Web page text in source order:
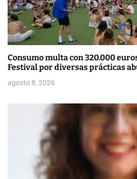
n
t
r
a
d
a
Consumo multa con 320.000
Festival por diversas prácticas
agosto 8, 2026